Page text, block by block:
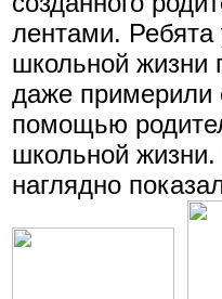
лентами.
школьной жизни
даже примерили
помощью
школьной
наглядно